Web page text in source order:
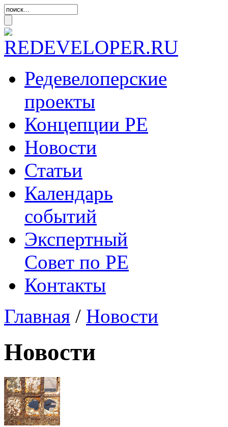
Редевелоперские
проекты
Концепции РЕ
Новости
Статьи
Календарь
событий
Экспертный
Совет по РЕ
Контакты
Главная / Новости
Новости